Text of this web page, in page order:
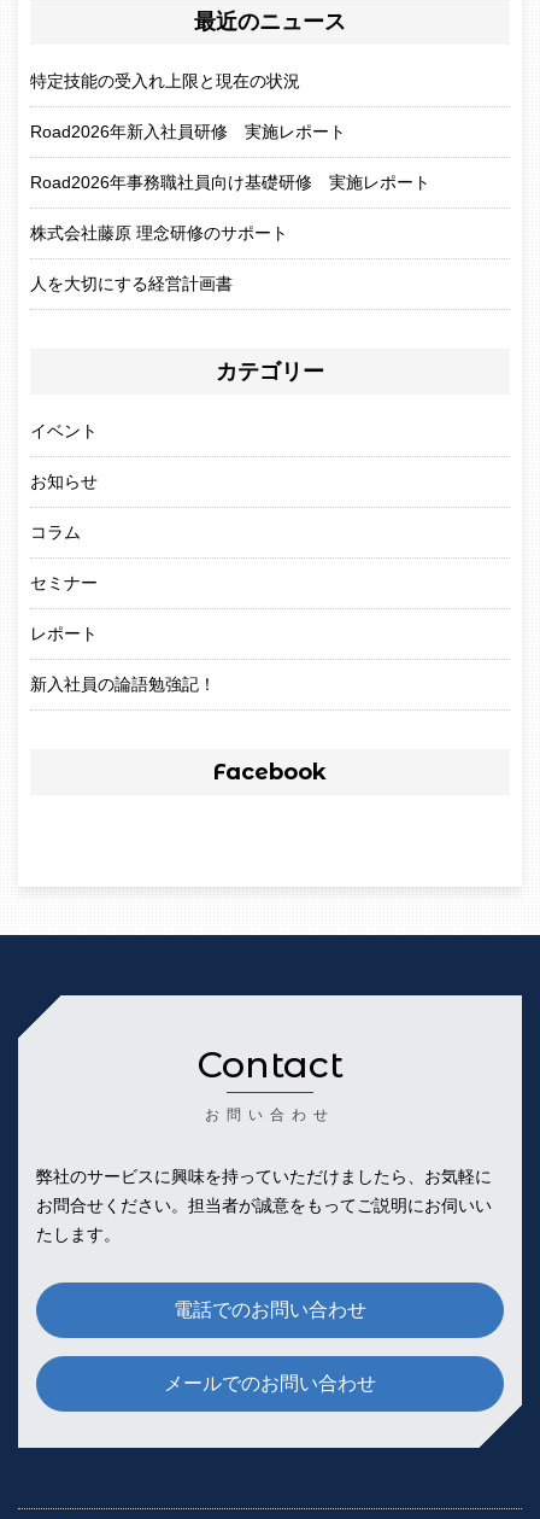
最近のニュース
特定技能の受入れ上限と現在の状況
Road2026年新入社員研修 実施レポート
Road2026年事務職社員向け基礎研修 実施レポート
株式会社藤原 理念研修のサポート
人を大切にする経営計画書
カテゴリー
イベント
お知らせ
コラム
セミナー
レポート
新入社員の論語勉強記！
Facebook
Contact
お問い合わせ
弊社のサービスに興味を持っていただけましたら、お気軽に
お問合せください。 担当者が誠意をもってご説明にお伺いい
たします。
電話でのお問い合わせ
メールでのお問い合わせ